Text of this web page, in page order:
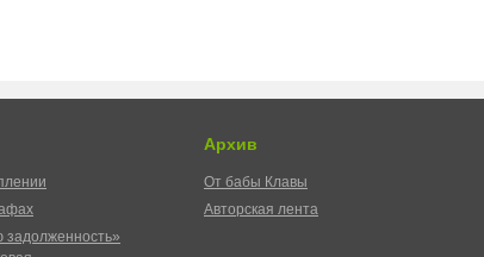
задолженность»
Архив
От бабы Клавы
Авторская лента